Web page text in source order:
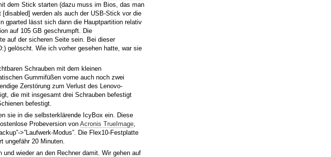
dem Stick starten (dazu muss im Bios, das man
werden als auch der USB-Stick vor die
gparted lässt sich dann die Hauptpartition relativ
auf 105 GB geschrumpft. Die
auf der sicheren Seite sein. Bei dieser
gelöscht. Wie ich vorher gesehen hatte, war sie
Schrauben mit dem kleinen
Gummifüßen vorne auch noch zwei
Zerstörung zum Verlust des Lenovo-
die mit insgesamt drei Schrauben befestigt
befestigt.
sie in die selbsterklärende IcyBox ein. Diese
Probeversion von Acronis TrueImage,
>”Laufwerk-Modus”. Die Flex10-Festplatte
ungefähr 20 Minuten.
wieder an den Rechner damit. Wir gehen auf